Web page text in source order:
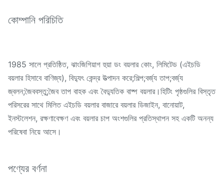
কোম্পানি পরিচিতি
1985 সালে প্রতিষ্ঠিত, ঝাংজিগিয়াগ হুয়া ডং বয়লার কোং, লিমিটেড (এইচডি
বয়লার হিসাবে বাণিজ্য), বিদ্যুৎ কেন্দ্র উত্পাদন করে;শিল্প;বর্জ্য তাপ;বর্জ্য
জ্বলন;জৈববস্তু;জৈব তাপ বাহক এবং বৈদ্যুতিক বাষ্প বয়লার।হিটিং পৃষ্ঠগুলির বিস্তৃত
পরিসরের সাথে মিলিত এইচডি বয়লার বাজারে বয়লার ডিজাইন, বানোয়াট,
ইনস্টলেশন, রক্ষণাবেক্ষণ এবং বয়লার চাপ অংশগুলির প্রতিস্থাপন সহ একটি অনন্য
পরিষেবা নিয়ে আসে।
পণ্যের বর্ণনা